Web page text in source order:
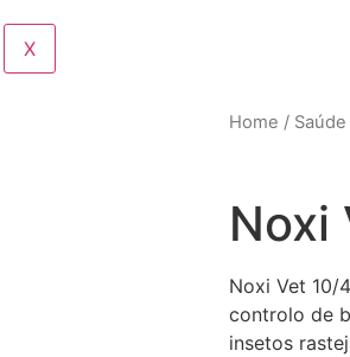
X
Home /
Noxi
Noxi Vet 10/
controlo de
insetos